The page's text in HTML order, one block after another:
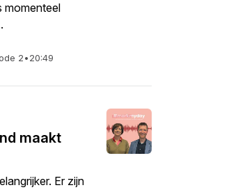
momenteel
2•20:49
maakt
Er zijn